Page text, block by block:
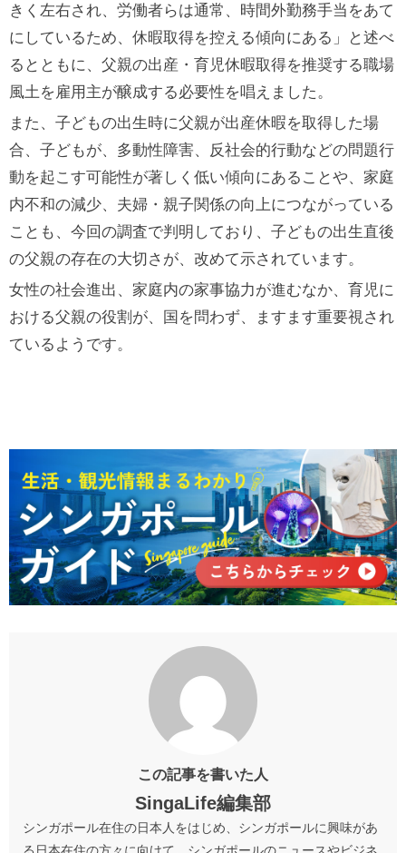
きく左右され、労働者らは通常、時間外勤務手当をあて
にしているため、休暇取得を控える傾向にある」と述べ
るとともに、父親の出産・育児休暇取得を推奨する職場
風土を雇用主が醸成する必要性を唱えました。
また、子どもの出生時に父親が出産休暇を取得した場
合、子どもが、多動性障害、反社会的行動などの問題行
動を起こす可能性が著しく低い傾向にあることや、家庭
内不和の減少、夫婦・親子関係の向上につながっている
ことも、今回の調査で判明しており、子どもの出生直後
の父親の存在の大切さが、改めて示されています。
女性の社会進出、家庭内の家事協力が進むなか、育児に
おける父親の役割が、国を問わず、ますます重要視され
ているようです。
この記事を書いた人
SingaLife編集部
シンガポール在住の日本人をはじめ、シンガポールに興味があ
る日本在住の方々に向けて、シンガポールのニュースやビジネ